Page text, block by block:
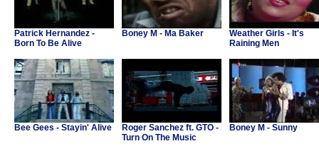
Patrick Hernandez -
Born To Be Alive
Boney M - Ma Baker
Weather Girls - It's
Raining Men
Bee Gees - Stayin' Alive
Roger Sanchez ft. GTO -
Turn On The Music
Boney M - Sunny